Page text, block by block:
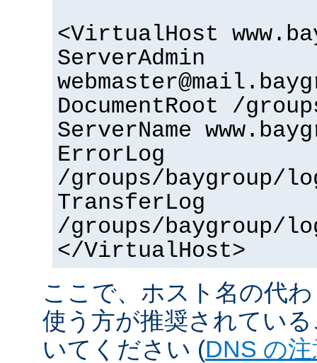
<VirtualHost
ServerAdmin
DocumentRoot /
ServerName
ErrorLog
/groups/baygroup/
TransferLog
/groups/baygroup/
</VirtualHost>
ここで、ホスト名の代
使う方が推奨されてい
いてください (DNS の